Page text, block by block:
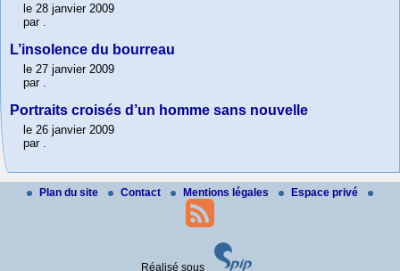
le 28 janvier 2009
par
L’insolence du bourreau
le 27 janvier 2009
par
Portraits croisés d’un homme sans nouvelle
le 26 janvier 2009
par
Plan du site Contact Mentions légales Espace privé
Réalisé sous